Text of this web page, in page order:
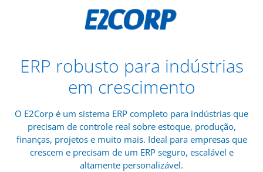
ERP robusto para indústrias
em crescimento
O E2Corp é um sistema ERP completo para indústrias que
precisam de controle real sobre estoque, produção,
finanças, projetos e muito mais. Ideal para empresas que
crescem e precisam de um ERP seguro, escalável e
altamente personalizável.